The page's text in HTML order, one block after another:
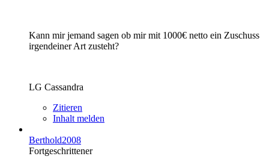
Kann mir jemand sagen ob mir mit 1000€ netto ein Zuschuss
irgendeiner Art zusteht?
LG Cassandra
Zitieren
Inhalt melden
Berthold2008
Fortgeschrittener